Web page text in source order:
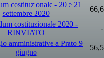
costituzionale - 20 e 21
settembre 2020
costituzionale 2020 -
RINVIATO
-
amministrative a Prato 9
giugno